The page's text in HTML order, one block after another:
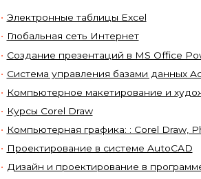
Электронные таблицы Excel
Глобальная сеть Интернет
Создание презентаций в MS Office
Система управления базами данных
Компьютерное макетирование и
Курсы Corel Draw
Компьютерная графика: : Corel Draw,
Проектирование в системе AutoCAD
Дизайн и проектирование в